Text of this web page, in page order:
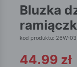
bluzka dziewczęca na
kod produktu: 26W-
44.99 zł